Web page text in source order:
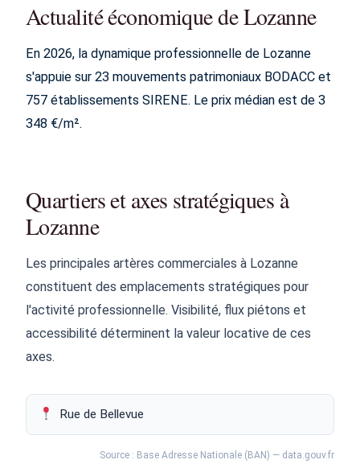
Actualité économique de Lozanne
En 2026, la dynamique professionnelle de Lozanne
s'appuie sur 23 mouvements patrimoniaux BODACC et
757 établissements SIRENE. Le prix médian est de 3
348 €/m².
Quartiers et axes stratégiques à
Lozanne
Les principales artères commerciales à Lozanne
constituent des emplacements stratégiques pour
l'activité professionnelle. Visibilité, flux piétons et
accessibilité déterminent la valeur locative de ces
axes.
Rue de Bellevue
Source : Base Adresse Nationale (BAN) — data.gouv.fr